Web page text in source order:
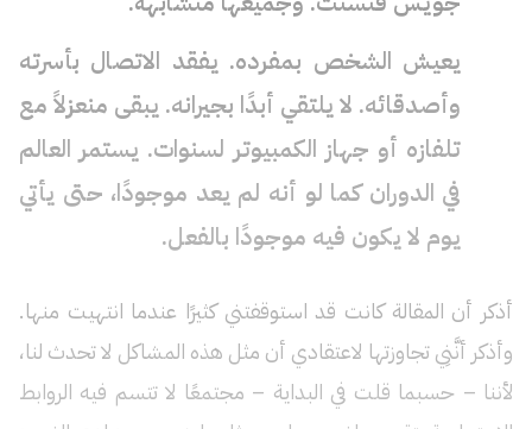
يعيش الشخص بمفرده. يفقد الاتصال بأسرته
وأصدقائه. لا يلتقي أبدًا بجيرانه. يبقى منعزلاً مع
تلفازه أو جهاز الكمبيوتر لسنوات. يستمر العالم
في الدوران كما لو أنه لم يعد موجودًا، حتى يأتي
يوم لا يكون فيه موجودًا بالفعل.
أذكر أن المقالة كانت قد استوقفتني كثيرًا عندما انتهيت منها.
وأذكر أنَّنِي تجاوزتها لاعتقادي أن مثل هذه المشاكل لا تحدث لنا،
لأننا – حسبما قلت في البداية – مجتمعًا لا تتسم فيه الروابط